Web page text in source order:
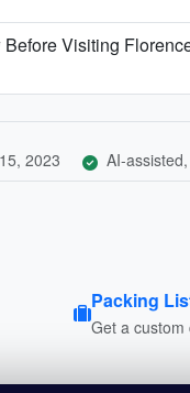
Visiting
2023 AI-
Packing
Get a custom